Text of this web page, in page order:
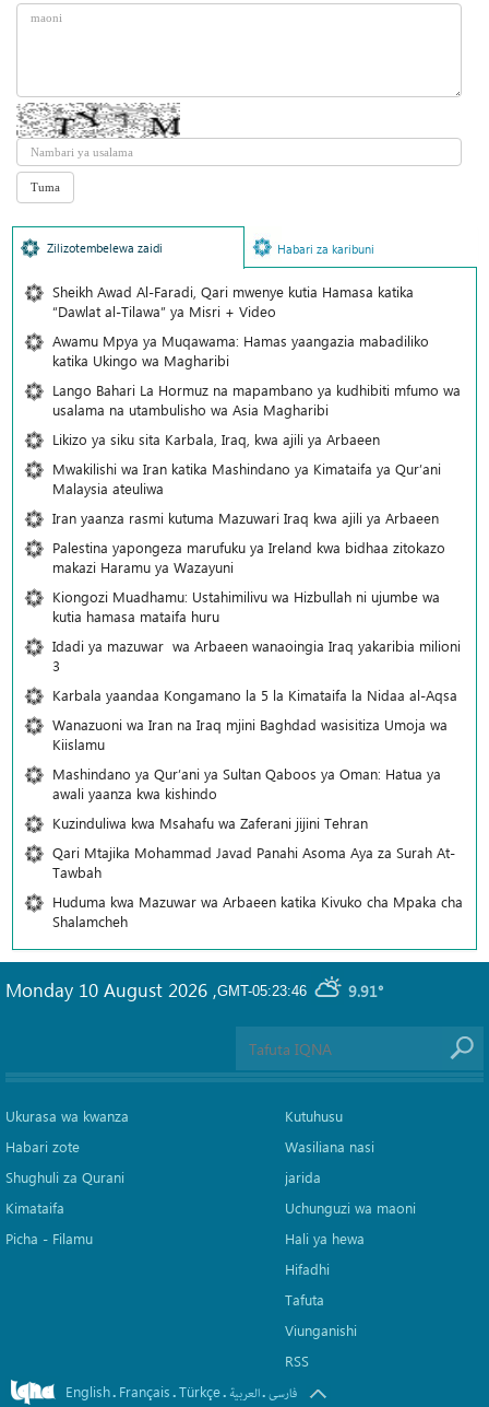
Zilizotembelewa zaidi Habari za karibuni
Sheikh Awad Al-Faradi, Qari mwenye kutia Hamasa katika
“Dawlat al-Tilawa” ya Misri + Video
Awamu Mpya ya Muqawama: Hamas yaangazia mabadiliko
katika Ukingo wa Magharibi
Lango Bahari La Hormuz na mapambano ya kudhibiti mfumo wa
usalama na utambulisho wa Asia Magharibi
Likizo ya siku sita Karbala, Iraq, kwa ajili ya Arbaeen
Mwakilishi wa Iran katika Mashindano ya Kimataifa ya Qur’ani
Malaysia ateuliwa
Iran yaanza rasmi kutuma Mazuwari Iraq kwa ajili ya Arbaeen
Palestina yapongeza marufuku ya Ireland kwa bidhaa zitokazo
makazi Haramu ya Wazayuni
Kiongozi Muadhamu: Ustahimilivu wa Hizbullah ni ujumbe wa
kutia hamasa mataifa huru
Idadi ya mazuwar wa Arbaeen wanaoingia Iraq yakaribia milioni
3
Karbala yaandaa Kongamano la 5 la Kimataifa la Nidaa al-Aqsa
Wanazuoni wa Iran na Iraq mjini Baghdad wasisitiza Umoja wa
Kiislamu
Mashindano ya Qur’ani ya Sultan Qaboos ya Oman: Hatua ya
awali yaanza kwa kishindo
Kuzinduliwa kwa Msahafu wa Zaferani jijini Tehran
Qari Mtajika Mohammad Javad Panahi Asoma Aya za Surah At-
Tawbah
Huduma kwa Mazuwar wa Arbaeen katika Kivuko cha Mpaka cha
Shalamcheh
GMT-05:23:46 9.91°
Monday 10 August 2026 ,
Ukurasa wa kwanza
Habari zote
Shughuli za Qurani
Kimataifa
Picha‎ - Filamu‎
Kutuhusu
Wasiliana nasi
jarida
Uchunguzi wa maoni
Hali ya hewa
Hifadhi
Tafuta
Viunganishi
RSS
English. Français.Türkçe. العربیة.فارسی